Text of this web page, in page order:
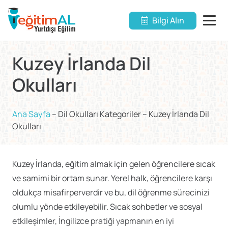
Bilgi Alın
Kuzey İrlanda Dil
Okulları
Ana Sayfa – Dil Okulları Kategoriler– Kuzey İrlanda Dil
Okulları
Kuzey İrlanda, eğitim almak için gelen öğrencilere sıcak
ve samimi bir ortam sunar. Yerel halk, öğrencilere karşı
oldukça misafirperverdir ve bu, dil öğrenme sürecinizi
olumlu yönde etkileyebilir. Sıcak sohbetler ve sosyal
etkileşimler, İngilizce pratiği yapmanın en iyi